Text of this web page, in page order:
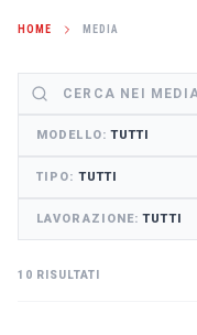
HOME MEDIA
MODELLO: TUTTI
TIPO: TUTTI
LAVORAZIONE: TUTTI
10 RISULTATI